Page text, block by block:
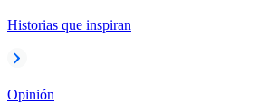
Historias que inspiran
Opinión